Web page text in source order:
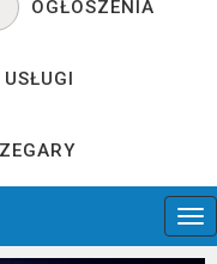
OGŁOSZENIA